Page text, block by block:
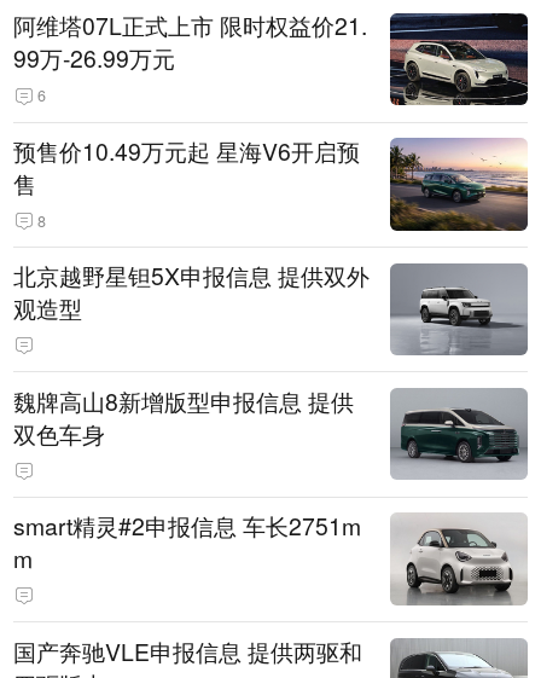
阿维塔07L正式上市 限时权益价21.
99万-26.99万元
6
预售价10.49万元起 星海V6开启预
售
8
北京越野星钽5X申报信息 提供双外
观造型
魏牌高山8新增版型申报信息 提供
双色车身
smart精灵#2申报信息 车长2751m
m
国产奔驰VLE申报信息 提供两驱和